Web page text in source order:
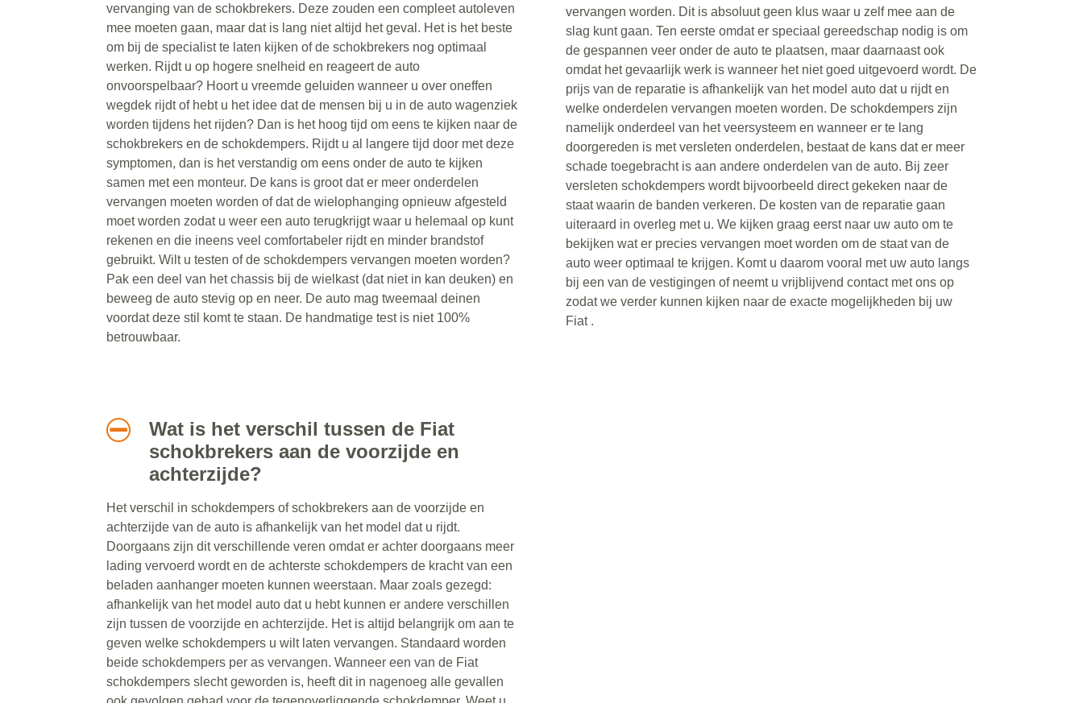
vervanging van de schokbrekers. Deze zouden een compleet autoleven
mee moeten gaan, maar dat is lang niet altijd het geval. Het is het beste
om bij de specialist te laten kijken of de schokbrekers nog optimaal
werken. Rijdt u op hogere snelheid en reageert de auto
onvoorspelbaar? Hoort u vreemde geluiden wanneer u over oneffen
wegdek rijdt of hebt u het idee dat de mensen bij u in de auto wagenziek
worden tijdens het rijden? Dan is het hoog tijd om eens te kijken naar de
schokbrekers en de schokdempers. Rijdt u al langere tijd door met deze
symptomen, dan is het verstandig om eens onder de auto te kijken
samen met een monteur. De kans is groot dat er meer onderdelen
vervangen moeten worden of dat de wielophanging opnieuw afgesteld
moet worden zodat u weer een auto terugkrijgt waar u helemaal op kunt
rekenen en die ineens veel comfortabeler rijdt en minder brandstof
gebruikt. Wilt u testen of de schokdempers vervangen moeten worden?
Pak een deel van het chassis bij de wielkast (dat niet in kan deuken) en
beweeg de auto stevig op en neer. De auto mag tweemaal deinen
voordat deze stil komt te staan. De handmatige test is niet 100%
betrouwbaar.
Wat is het verschil tussen de Fiat
schokbrekers aan de voorzijde en
achterzijde?
Het verschil in schokdempers of schokbrekers aan de voorzijde en
achterzijde van de auto is afhankelijk van het model dat u rijdt.
Doorgaans zijn dit verschillende veren omdat er achter doorgaans meer
lading vervoerd wordt en de achterste schokdempers de kracht van een
beladen aanhanger moeten kunnen weerstaan. Maar zoals gezegd:
afhankelijk van het model auto dat u hebt kunnen er andere verschillen
zijn tussen de voorzijde en achterzijde. Het is altijd belangrijk om aan te
geven welke schokdempers u wilt laten vervangen. Standaard worden
beide schokdempers per as vervangen. Wanneer een van de Fiat
schokdempers slecht geworden is, heeft dit in nagenoeg alle gevallen
vervangen worden. Dit is absoluut geen klus waar u zelf mee aan de
slag kunt gaan. Ten eerste omdat er speciaal gereedschap nodig is om
de gespannen veer onder de auto te plaatsen, maar daarnaast ook
omdat het gevaarlijk werk is wanneer het niet goed uitgevoerd wordt. De
prijs van de reparatie is afhankelijk van het model auto dat u rijdt en
welke onderdelen vervangen moeten worden. De schokdempers zijn
namelijk onderdeel van het veersysteem en wanneer er te lang
doorgereden is met versleten onderdelen, bestaat de kans dat er meer
schade toegebracht is aan andere onderdelen van de auto. Bij zeer
versleten schokdempers wordt bijvoorbeeld direct gekeken naar de
staat waarin de banden verkeren. De kosten van de reparatie gaan
uiteraard in overleg met u. We kijken graag eerst naar uw auto om te
bekijken wat er precies vervangen moet worden om de staat van de
auto weer optimaal te krijgen. Komt u daarom vooral met uw auto langs
bij een van de vestigingen of neemt u vrijblijvend contact met ons op
zodat we verder kunnen kijken naar de exacte mogelijkheden bij uw
Fiat .